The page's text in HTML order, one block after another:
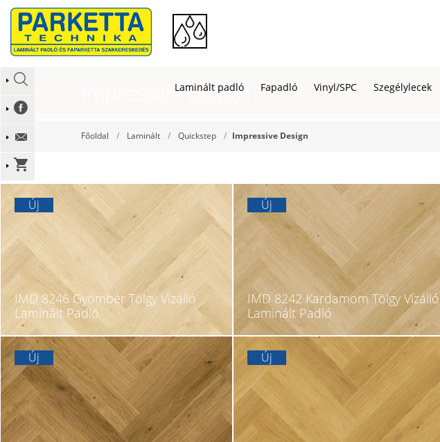
Laminált padló Fapadló Vinyl/SPC Szegélylecek
Impressive Design
Főoldal Laminált Quickstep Impressive Design
Új
IMD 8246 Gyömbér Tölgy Vízálló
Laminált Padló
Új
IMD 8242 Kardamom Tölgy Vízálló
Laminált Padló
Új Új